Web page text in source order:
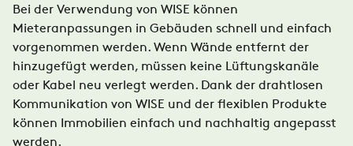
Bei der Verwendung von WISE können
Mieteranpassungen in Gebäuden schnell und einfach
vorgenommen werden. Wenn Wände entfernt der
hinzugefügt werden, müssen keine Lüftungskanäle
oder Kabel neu verlegt werden. Dank der drahtlosen
Kommunikation von WISE und der flexiblen Produkte
können Immobilien einfach und nachhaltig angepasst
werden.